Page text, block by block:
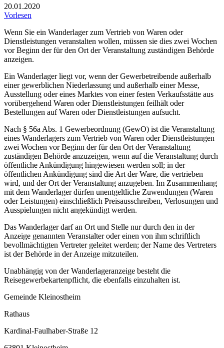
20.01.2020
Vorlesen
Wenn Sie ein Wanderlager zum Vertrieb von Waren oder
Dienstleistungen veranstalten wollen, müssen sie dies zwei Wochen
vor Beginn der für den Ort der Veranstaltung zuständigen Behörde
anzeigen.
Ein Wanderlager liegt vor, wenn der Gewerbetreibende außerhalb
einer gewerblichen Niederlassung und außerhalb einer Messe,
Ausstellung oder eines Marktes von einer festen Verkaufsstätte aus
vorübergehend Waren oder Dienstleistungen feilhält oder
Bestellungen auf Waren oder Dienstleistungen aufsucht.
Nach § 56a Abs. 1 Gewerbeordnung (GewO) ist die Veranstaltung
eines Wanderlagers zum Vertrieb von Waren oder Dienstleistungen
zwei Wochen vor Beginn der für den Ort der Veranstaltung
zuständigen Behörde anzuzeigen, wenn auf die Veranstaltung durch
öffentliche Ankündigung hingewiesen werden soll; in der
öffentlichen Ankündigung sind die Art der Ware, die vertrieben
wird, und der Ort der Veranstaltung anzugeben. Im Zusammenhang
mit dem Wanderlager dürfen unentgeltliche Zuwendungen (Waren
oder Leistungen) einschließlich Preisausschreiben, Verlosungen und
Ausspielungen nicht angekündigt werden.
Das Wanderlager darf an Ort und Stelle nur durch den in der
Anzeige genannten Veranstalter oder einen von ihm schriftlich
bevollmächtigten Vertreter geleitet werden; der Name des Vertreters
ist der Behörde in der Anzeige mitzuteilen.
Unabhängig von der Wanderlageranzeige besteht die
Reisegewerbekartenpflicht, die ebenfalls einzuhalten ist.
Gemeinde Kleinostheim
Rathaus
Kardinal-Faulhaber-Straße 12